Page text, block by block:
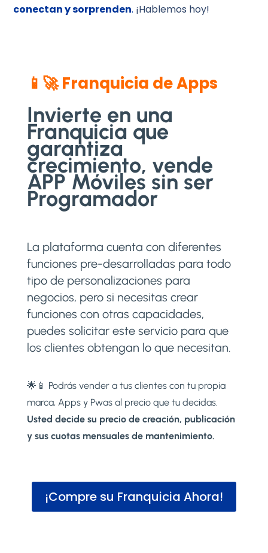
conectan y sorprenden. ¡Hablemos hoy!
📱🚀 Franquicia de Apps
Invierte en una
Franquicia que
garantiza
crecimiento, vende
APP Móviles sin ser
Programador
La plataforma cuenta con diferentes
funciones pre-desarrolladas para todo
tipo de personalizaciones para
negocios, pero si necesitas crear
funciones con otras capacidades,
puedes solicitar este servicio para que
los clientes obtengan lo que necesitan.
🌟📱 Podrás vender a tus clientes con tu propia
marca, Apps y Pwas al precio que tu decidas.
Usted decide su precio de creación, publicación
y sus cuotas mensuales de mantenimiento.
¡Compre su Franquicia Ahora!